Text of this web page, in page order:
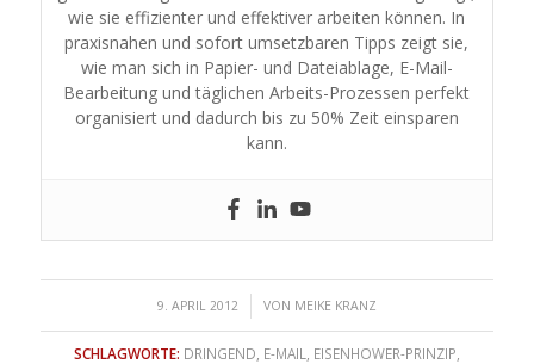
wie sie effizienter und effektiver arbeiten können. In
praxisnahen und sofort umsetzbaren Tipps zeigt sie,
wie man sich in Papier- und Dateiablage, E-Mail-
Bearbeitung und täglichen Arbeits-Prozessen perfekt
organisiert und dadurch bis zu 50% Zeit einsparen
kann.
9. APRIL 2012
/ VON MEIKE KRANZ
SCHLAGWORTE: DRINGEND E-MAIL EISENHOWER-PRINZIP